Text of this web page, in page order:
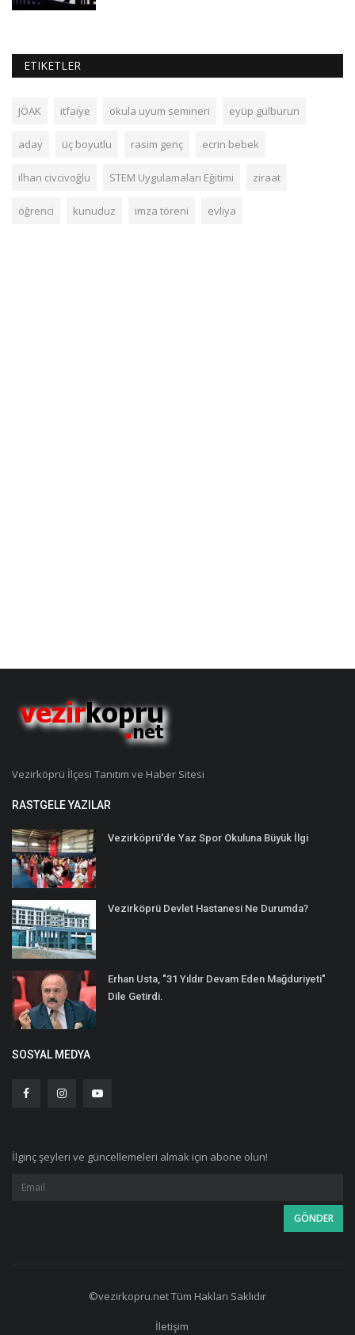
ETIKETLER
JÖAK itfaiye okula uyum semineri eyüp gülburun
aday üç boyutlu rasim genç ecrin bebek
ilhan civcivoğlu STEM Uygulamaları Eğitimi ziraat
öğrenci kunuduz imza töreni evliya
Vezirköprü İlçesi Tanıtım ve Haber Sitesi
RASTGELE YAZILAR
Vezirköprü'de Yaz Spor Okuluna Büyük İlgi
Vezirköprü Devlet Hastanesi Ne Durumda?
Erhan Usta, "31 Yıldır Devam Eden Mağduriyeti"
Dile Getirdi.
SOSYAL MEDYA
İlginç şeyleri ve güncellemeleri almak için abone olun!
©vezirkopru.net Tüm Hakları Saklıdır
İletişim